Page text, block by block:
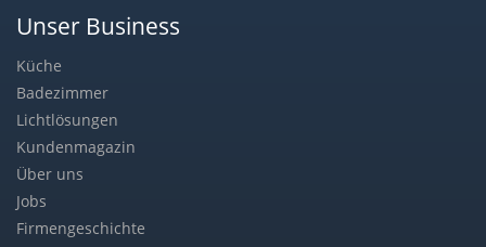
Unser Business
Küche
Badezimmer
Lichtlösungen
Kundenmagazin
Über uns
Jobs
Firmengeschichte